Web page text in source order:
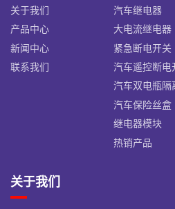
关于我们
产品中心
新闻中心
联系我们
汽车继电器
大电流继电器
紧急断电开关
汽车遥控断电
汽车双电瓶隔
汽车保险丝盒
继电器模块
热销产品
关于我们